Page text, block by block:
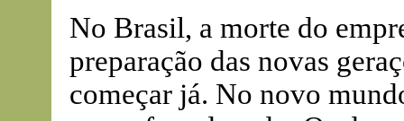
No Brasil, a morte do
preparação das novas
começar já. No novo